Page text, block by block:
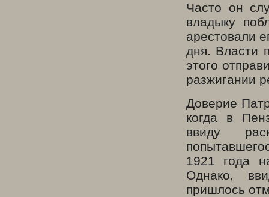
Часто он
владыку
арестовали
дня. Власти
этого
разжигании
Доверие
когда в
ввиду
1921 года
Однако,
пришлось